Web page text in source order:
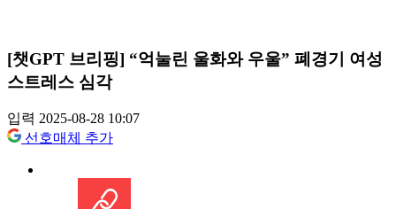
[챗GPT 브리핑] “억눌린 울화와 우울” 폐경기 여성
스트레스 심각
입력 2025-08-28 10:07
선호매체 추가